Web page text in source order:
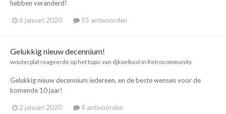
hebben veranderd!
6 januari 2020 55 antwoorden
Gelukkig nieuw decennium!
wouterplat reageerde op het topic van djkoelkast in Retrocommunity
Gelukkig nieuw decennium iedereen, en de beste wensen voor de
komende 10 jaar!
2 januari 2020 4 antwoorden